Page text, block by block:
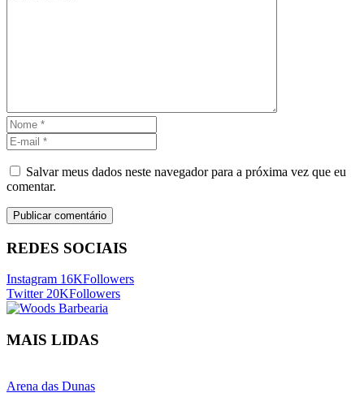
Salvar meus dados neste navegador para a próxima vez que eu
comentar.
REDES SOCIAIS
Instagram 16KFollowers
Twitter 20KFollowers
MAIS LIDAS
Arena das Dunas